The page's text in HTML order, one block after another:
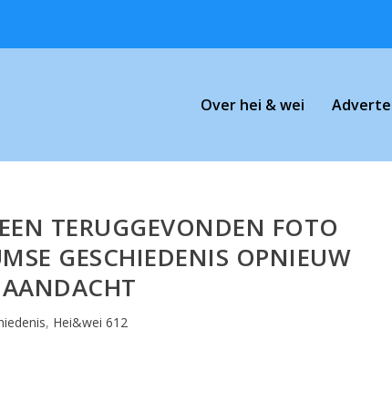
Over hei & wei
TERUGGEVONDEN FOTO
GESCHIEDENIS OPNIEUW
, Hei&wei 612